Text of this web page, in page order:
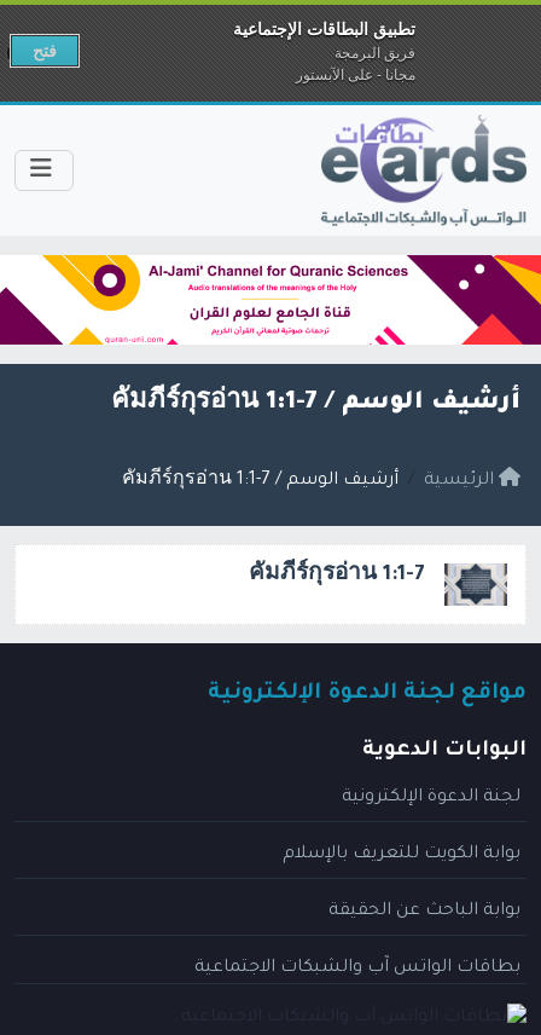
أرشيف الوسم / คัมภีร์กุรอ่าน 1:1-7
الرئيسية أرشيف الوسم / คัมภีร์กุรอ่าน 1:1-7
คัมภีร์กุรอ่าน 1:1-7
مواقع لجنة الدعوة الإلكترونية
البوابات الدعوية
لجنة الدعوة الإلكترونية
بوابة الكويت للتعريف بالإسلام
بوابة الباحث عن الحقيقة
بطاقات الواتس آب والشبكات الاجتماعية
تطبيق البطاقات الإجتماعية
فريق البرمجة
مجانا - على الآبستور
فتح